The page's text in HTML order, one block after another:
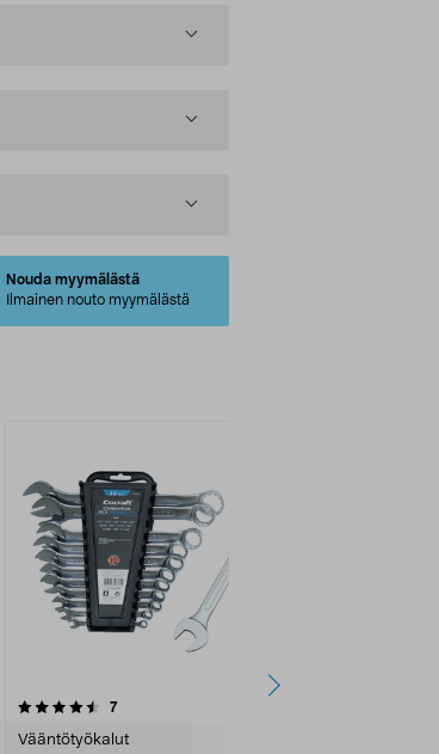
Nouda myymälästä
Ilmainen nouto myymälästä
7arvostelut
Vääntötyökalut
4.0 viidestä